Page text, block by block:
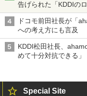
告げられた「KDDIの
穴と楽天モバイルの課
ドコモ前田社長が「
への考え方にも言及
KDDI松田社長、
めて十分対抗できる」
Special Site